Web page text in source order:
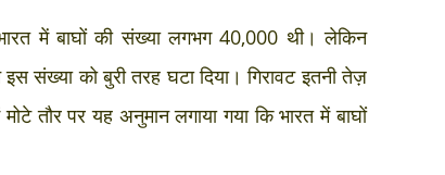
में बाघों की संख्या लगभग 40,000 थी। लेकिन
संख्या को बुरी तरह घटा दिया। गिरावट इतनी तेज़
तौर पर यह अनुमान लगाया गया कि भारत में बाघों